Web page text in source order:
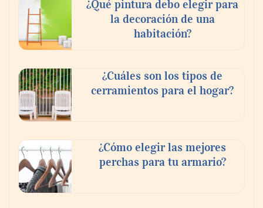
¿Qué pintura debo elegir para
la decoración de una
habitación?
¿Cuáles son los tipos de
cerramientos para el hogar?
¿Cómo elegir las mejores
perchas para tu armario?